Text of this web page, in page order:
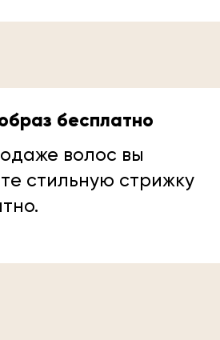
бесплатно
волос вы
стильную стрижку